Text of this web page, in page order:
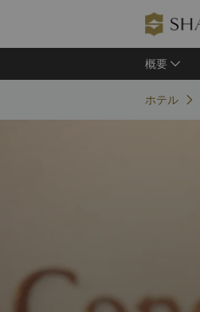
概要
ホテル